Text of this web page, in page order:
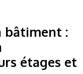
bâtiment :
étages et